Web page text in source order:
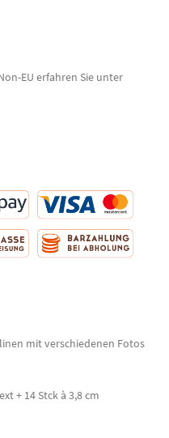
EU erfahren Sie unter
mit verschiedenen Fotos
+ 14 Stck à 3,8 cm